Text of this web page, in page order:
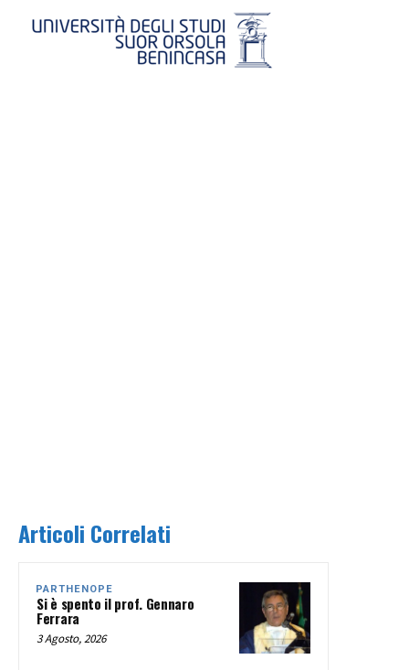
Articoli Correlati
PARTHENOPE
Si è spento il prof. Gennaro
Ferrara
3 Agosto, 2026